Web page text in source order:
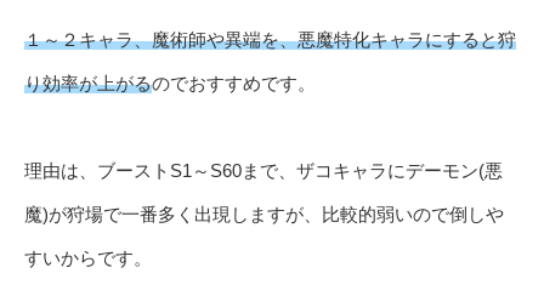
１～２キャラ、魔術師や異端を、悪魔特化キャラにすると狩
り効率が上がるのでおすすめです。
理由は、ブーストS1～S60まで、ザコキャラにデーモン(悪
魔)が狩場で一番多く出現しますが、比較的弱いので倒しや
すいからです。